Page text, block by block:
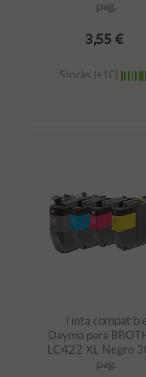
pag.
3,55 €
Stocks (+10)
Tinta
Dayma para
LC422 XL Negro
pag.